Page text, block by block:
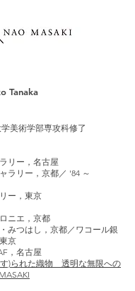
Tanaka
美術学部専攻科修了
リー，名古屋
ラリー，京都／ '84 ～
ー，東京
ニエ，京都
みつはし，京都／ワコール銀
京
，名古屋
す)られた織物 透明な無限への